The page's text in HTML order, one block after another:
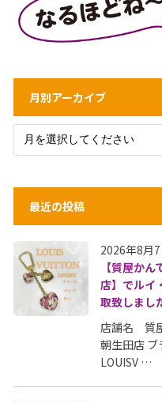
月別アーカイブ
最近の投稿
2026年8月7
【質屋か
店】でルイ
取致しまし
店舗名 質
朝生田店
LOUISV …